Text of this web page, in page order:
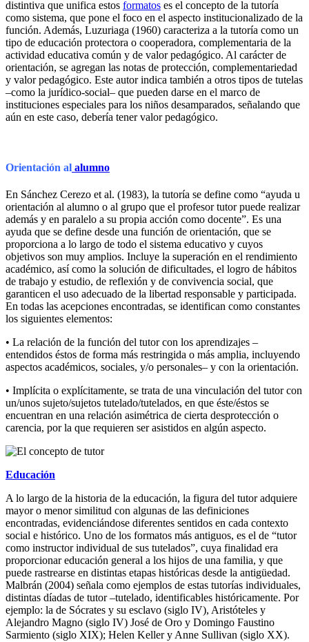
distintiva que unifica estos formatos es el concepto de la tutoría
como sistema, que pone el foco en el aspecto institucionalizado de la
función. Además, Luzuriaga (1960) caracteriza a la tutoría como un
tipo de educación protectora o cooperadora, complementaria de la
actividad educativa común y de valor pedagógico. Al carácter de
orientación, se agregan las notas de protección, complementariedad
y valor pedagógico. Este autor indica también a otros tipos de tutelas
–como la jurídico-social– que pueden darse en el marco de
instituciones especiales para los niños desamparados, señalando que
aún en este caso, debería tener valor pedagógico.
Orientación al alumno
En Sánchez Cerezo et al. (1983), la tutoría se define como “ayuda u
orientación al alumno o al grupo que el profesor tutor puede realizar
además y en paralelo a su propia acción como docente”. Es una
ayuda que se define desde una función de orientación, que se
proporciona a lo largo de todo el sistema educativo y cuyos
objetivos son muy amplios. Incluye la superación en el rendimiento
académico, así como la solución de dificultades, el logro de hábitos
de trabajo y estudio, de reflexión y de convivencia social, que
garanticen el uso adecuado de la libertad responsable y participada.
En todas las acepciones encontradas, se identifican como constantes
los siguientes elementos:
• La relación de la función del tutor con los aprendizajes –
entendidos éstos de forma más restringida o más amplia, incluyendo
aspectos académicos, sociales, y/o personales– y con la orientación.
• Implícita o explícitamente, se trata de una vinculación del tutor con
un/unos sujeto/sujetos tutelado/tutelados, en que éste/éstos se
encuentran en una relación asimétrica de cierta desprotección o
carencia, por la que requieren ser asistidos en algún aspecto.
Educación
A lo largo de la historia de la educación, la figura del tutor adquiere
mayor o menor similitud con algunas de las definiciones
encontradas, evidenciándose diferentes sentidos en cada contexto
social e histórico. Uno de los formatos más antiguos, es el de “tutor
como instructor individual de sus tutelados”, cuya finalidad era
proporcionar educación general a los hijos de una familia, y que
puede rastrearse en distintas etapas históricas desde la antigüedad.
Malbrán (2004) señala como ejemplos de estas tutorías individuales,
distintas díadas de tutor –tutelado, identificables históricamente. Por
ejemplo: la de Sócrates y su esclavo (siglo IV), Aristóteles y
Alejandro Magno (siglo IV) José de Oro y Domingo Faustino
Sarmiento (siglo XIX); Helen Keller y Anne Sullivan (siglo XX).